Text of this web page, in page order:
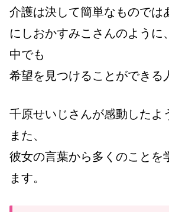
介護は決して簡単なものでは
にしおかすみこさんのように
中でも
希望を見つけることができる
千原せいじさんが感動したよ
また、
彼女の言葉から多くのことを
ます。